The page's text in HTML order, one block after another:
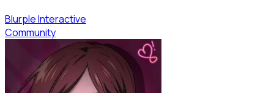
Blurple Interactive
Community